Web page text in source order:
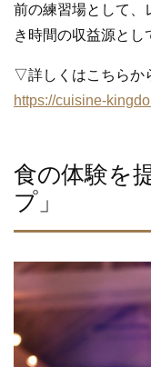
前の練習場として、
き時間の収益源とし
▽詳しくはこちらか
https://cuisine-
食の体験を
プ」